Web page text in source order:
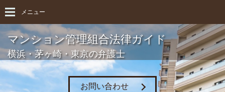
マンション管理組合法律ガイド
横浜・茅ヶ崎・東京の弁護士
お問い合わせ
メニュー